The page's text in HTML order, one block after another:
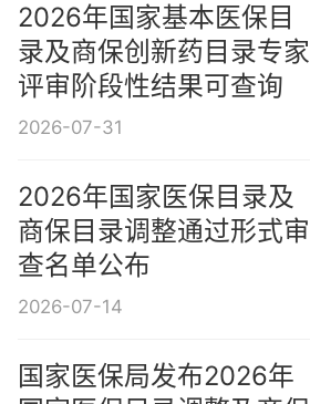
2026年国家基本医保目
录及商保创新药目录专家
评审阶段性结果可查询
2026-07-31
2026年国家医保目录及
商保目录调整通过形式审
查名单公布
2026-07-14
国家医保局发布2026年